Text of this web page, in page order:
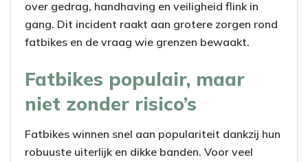
over gedrag, handhaving en veiligheid flink in
gang. Dit incident raakt aan grotere zorgen rond
fatbikes en de vraag wie grenzen bewaakt.
Fatbikes populair, maar
niet zonder risico’s
Fatbikes winnen snel aan populariteit dankzij hun
robuuste uiterlijk en dikke banden. Voor veel